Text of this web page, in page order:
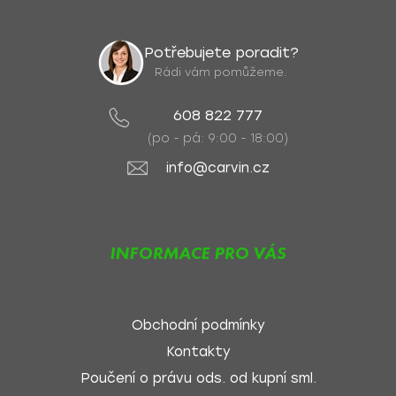
Potřebujete poradit?
Rádi vám pomůžeme.
608 822 777
(po - pá: 9:00 - 18:00)
info@carvin.cz
INFORMACE PRO VÁS
Obchodní podmínky
Kontakty
Poučení o právu ods. od kupní sml.